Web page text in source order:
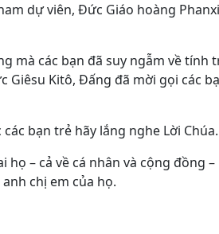
dự viên, Đức Giáo hoàng
mà các bạn đã suy ngẫm về
Kitô, Đấng đã mời gọi các
bạn trẻ hãy lắng nghe Lời Chúa.
họ – cả về cá nhân và cộng đồng
chị em của họ.